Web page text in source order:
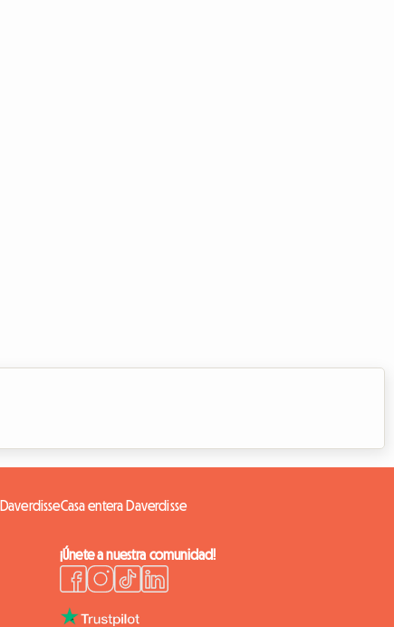
Casa entera Daverdisse
¡Únete a nuestra comunidad!